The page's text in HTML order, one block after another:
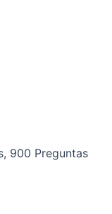
900 Preguntas